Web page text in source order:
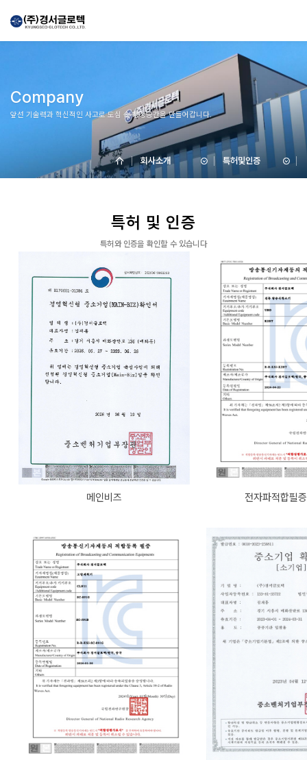
Company
앞선 기술력과 혁신적인 사고로 도심 속 청정공간을 만들어갑니다.
회사소개 특허및인증
특허 및 인증
특허와 인증을 확인할 수 있습니다
메인비즈 전자파적합필